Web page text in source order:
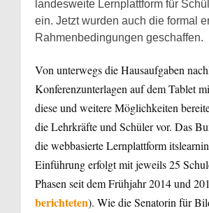
landesweite Lernplattform für
ein. Jetzt wurden auch die formal
Rahmenbedingungen geschaffen.
Von unterwegs die Hausaufgaben
Konferenzunterlagen auf dem Tablet
diese und weitere Möglichkeiten
die Lehrkräfte und Schüler vor. Das
die webbasierte Lernplattform
Einführung erfolgt mit jeweils 25
Phasen seit dem Frühjahr 2014 und
berichteten). Wie die Senatorin für